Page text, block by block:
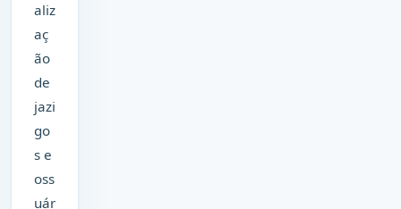
aliz
aç
ão
de
jazi
go
s e
oss
uár